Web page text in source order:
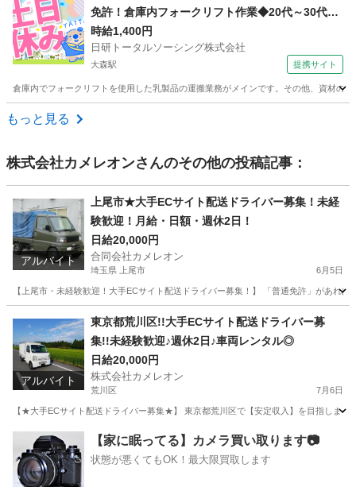
免許！倉庫内フォークリフト作業◆20代～30代活
躍中
時給1,400円
日研トータルソーシング株式会社
大森駅 提携サイト
倉庫内でフォークリフトを使用した乳製品の運搬業務がメインです。その他、資材の
東京 大田区
もっと見る
株式会社カメレオンさんのその他の投稿記事：
アルバイト
上尾市★大手ECサイト配送ドライバー募集！未経
験歓迎！月給・日額・週休2日！
日給20,000円
合同会社カメレオン
埼玉県 上尾市 6月5日
【上尾市・未経験歓迎！大手ECサイト配送ドライバー募集！】 「普通免許」があれ
ドライバー 積み込み
アルバイト
東京都荒川区!!大手ECサイト配送ドライバー募
集!!未経験歓迎♪週休2日♪車両レンタル◎
日給20,000円
株式会社カメレオン
荒川区 7月6日
【★大手ECサイト配送ドライバー募集★】 東京都荒川区で【安定収入】を目指しま
荒川区 ドライバー 積み込み
【家に眠ってる】カメラ買い取ります📷
状態が悪くてもOK！最大限買取します